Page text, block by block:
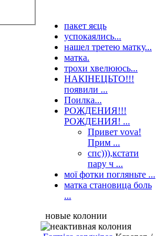
пакет яєць
успокаялись...
нашел третею матку...
матка.
трохи хвелююсь...
НАКІНЕЦЬТО!!!
появили ...
Поилка...
РОЖДЕНИЯ!!!
РОЖДЕНИЯ! ...
Привет vova!
Прим ...
спс))),кстати
пару ч ...
мої фотки погляньте ...
матка становица боль
...
новые колонии